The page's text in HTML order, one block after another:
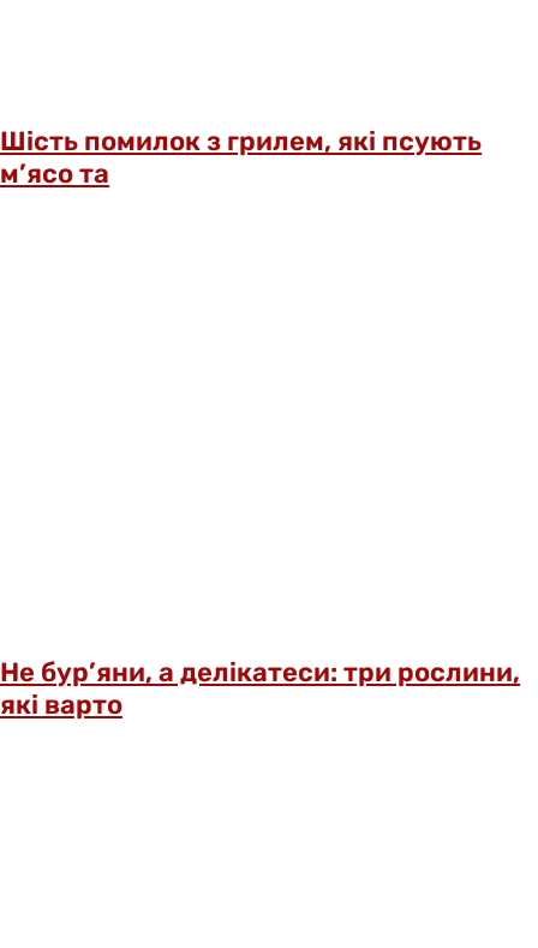
Шість помилок з грилем, які псують
м’ясо та
Не бур’яни, а делікатеси: три рослини,
які варто